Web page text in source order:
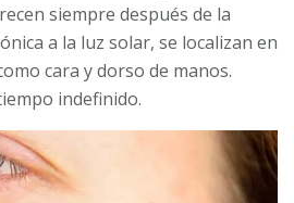
siempre des­pués de la
a la luz solar, se localizan en
cara y dorso de manos.
indefinido.